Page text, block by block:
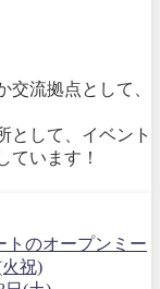
交流拠点として、
として、イベント
ています！
トのオープンミー
祝)